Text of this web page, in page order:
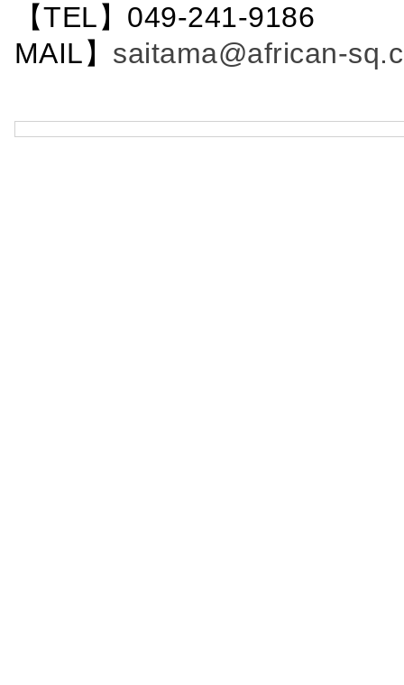
【TEL】049-241-
MAIL】 saitama@african-